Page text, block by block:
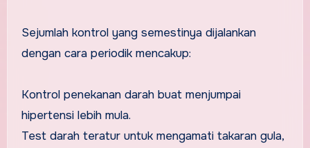
Sejumlah kontrol yang semestinya dijalankan
dengan cara periodik mencakup:
Kontrol penekanan darah buat menjumpai
hipertensi lebih mula.
Test darah teratur untuk mengamati takaran gula,